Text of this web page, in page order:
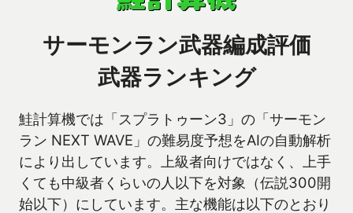
サーモンラン武器編成評価
武器ランキング
鮭計算機では「スプラトゥーン3」の「サーモン
ラン NEXT WAVE」の難易度予想をAIの自動解析
により出しています。上級者向けではなく、上手
くても中級者くらいの人以下を対象（伝説300開
始以下）にしています。主な機能は以下のとおり